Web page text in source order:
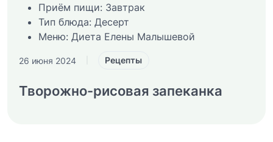
Приём пищи: Завтрак
Тип блюда: Десерт
Меню: Диета Елены Малышевой
26 июня 2024 Рецепты
Творожно-рисовая запеканка